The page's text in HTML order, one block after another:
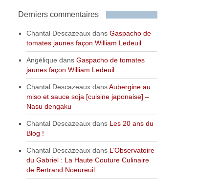
Derniers commentaires
Chantal Descazeaux dansGaspacho de
tomates jaunes façon William Ledeuil
Angélique dansGaspacho de tomates
jaunes façon William Ledeuil
Chantal Descazeaux dansAubergine au
miso et sauce soja [cuisine japonaise] –
Nasu dengaku
Chantal Descazeaux dans Les 20 ans du
Blog !
Chantal Descazeaux dans L’Observatoire
du Gabriel : La Haute Couture Culinaire
de Bertrand Noeureuil